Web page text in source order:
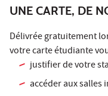
UNE CARTE, DE
Délivrée gratuitement
votre carte étudiante
justifier de votre
accéder aux